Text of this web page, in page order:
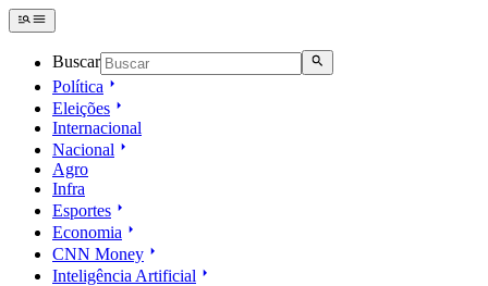
Buscar
Política
Eleições
Internacional
Nacional
Agro
Infra
Esportes
Economia
CNN Money
Inteligência Artificial